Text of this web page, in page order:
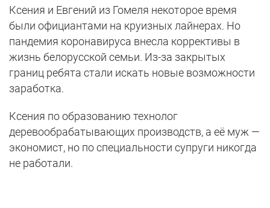
Ксения и Евгений из Гомеля некоторое время
были официантами на круизных лайнерах. Но
пандемия коронавируса внесла коррективы в
жизнь белорусской семьи. Из-за закрытых
границ ребята стали искать новые возможности
заработка.
Ксения по образованию технолог
деревообрабатывающих производств, а её муж —
экономист, но по специальности супруги никогда
не работали.